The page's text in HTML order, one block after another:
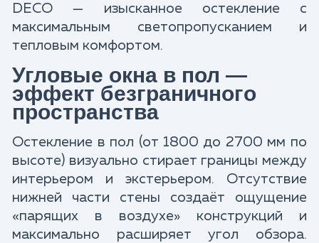
DECO — изысканное остекление с
максимальным светопропусканием и
тепловым комфортом.​
Угловые окна в пол —
эффект безграничного
пространства
Остекление в пол (от 1800 до 2700 мм по
высоте) визуально стирает границы между
интерьером и экстерьером. Отсутствие
нижней части стены создаёт ощущение
«парящих в воздухе» конструкций и
максимально расширяет угол обзора.